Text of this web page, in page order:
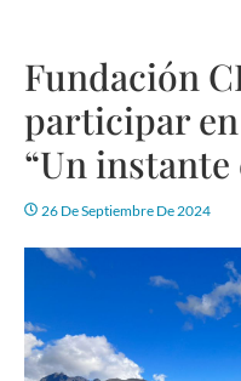
Fundación
participar
“Un
26 De Septiembre De 2024